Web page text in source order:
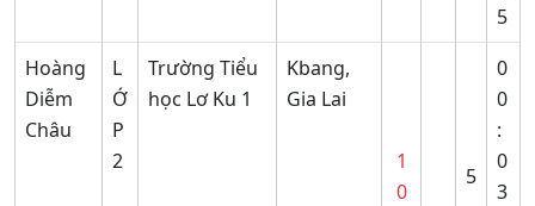
5
Hoàng
Diễm
Châu
L
Ớ
P
2
Trường Tiểu
học Lơ Ku 1
Kbang,
Gia Lai
1
0
5
0
0
:
0
3